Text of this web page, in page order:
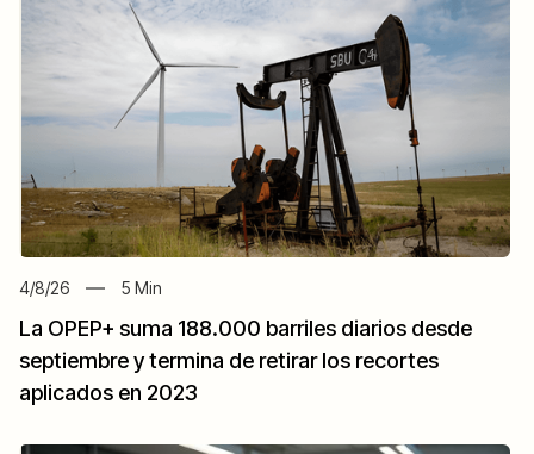
4/8/26 5 Min
La OPEP+ suma 188.000 barriles diarios desde
septiembre y termina de retirar los recortes
aplicados en 2023